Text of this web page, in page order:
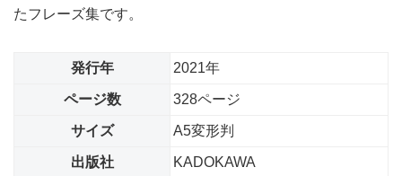
たフレーズ集です。
発行年 2021年
ページ数 328ページ
サイズ A5変形判
出版社 KADOKAWA